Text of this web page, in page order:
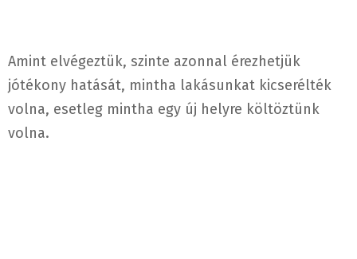
Amint elvégeztük, szinte azonnal érezhetjük
jótékony hatását, mintha lakásunkat kicserélték
volna, esetleg mintha egy új helyre költöztünk
volna.